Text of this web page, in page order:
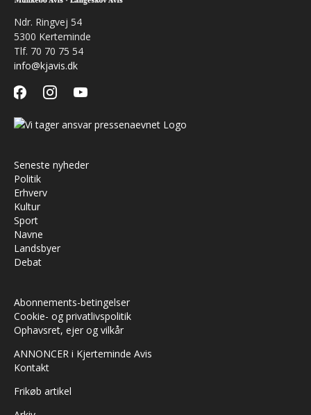
Ndr. Ringvej 54
5300 Kerteminde
Tlf. 70 70 75 54
info@kjavis.dk
facebookinstagramyoutube
Seneste nyheder
Politik
Erhverv
Kultur
Sport
Navne
Landsbyer
Debat
Abonnements-betingelser
Cookie- og privatlivspolitik
Ophavsret, ejer og vilkår
ANNONCER i Kjerteminde Avis
Kontakt
Frikøb artikel